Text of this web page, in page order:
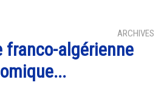
ARCHIVES
franco-algérienne